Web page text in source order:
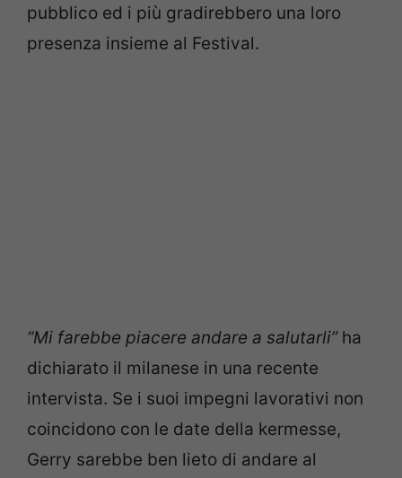
pubblico ed i più gradirebbero una loro
presenza insieme al Festival.
“Mi farebbe piacere andare a salutarli”ha
dichiarato il milanese in una recente
intervista. Se i suoi impegni lavorativi non
coincidono con le date della kermesse,
Gerry sarebbe ben lieto di andare al